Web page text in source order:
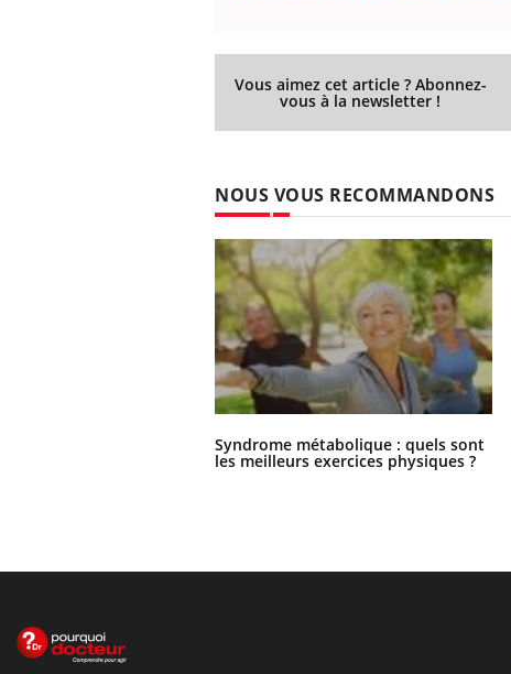
Vous aimez cet article ? Abonnez-
vous à la newsletter !
NOUS VOUS RECOMMANDONS
Syndrome métabolique : quels sont
les meilleurs exercices physiques ?